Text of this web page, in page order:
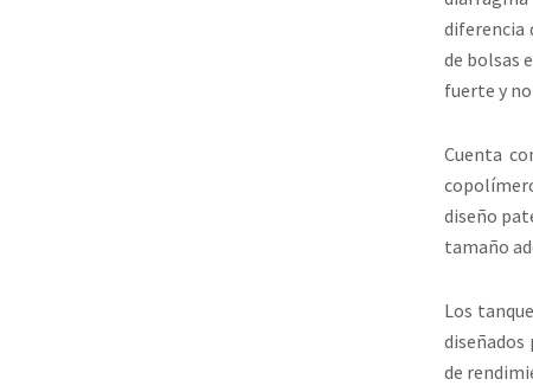
diferencia
de bolsas
fuerte y
Cuenta
diseño
tamaño
Los
de